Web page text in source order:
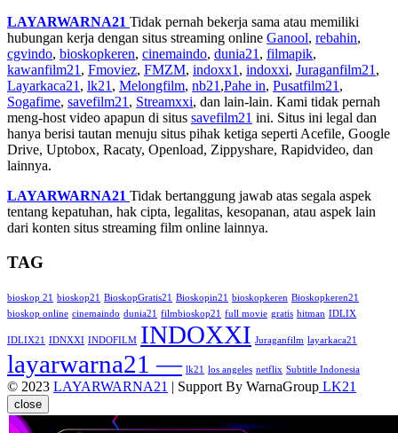
LAYARWARNA21 Tidak pernah bekerja sama atau memiliki
hubungan kerja dengan situs streaming online Ganool, rebahin,
cgvindo, bioskopkeren, cinemaindo, dunia21 , filmapik,
kawanfilm21 , Fmoviez, FMZM, indoxx1 , indoxxi, Juraganfilm21 ,
Layarkaca21 , lk21 , Melongfilm, nb21 ,Pahe in, Pusatfilm21 ,
Sogafime, savefilm21 , Streamxxi, dan lain-lain. Kami tidak pernah
meng-host video apapun di situs savefilm21 ini. Situs ini legal dan
hanya berisi tautan menuju situs pihak ketiga seperti Acefile, Google
Drive, Uptobox, Racaty, Openload, Zippyshare, Rapidvideo, dan
lainnya.
LAYARWARNA21 Tidak bertanggung jawab atas segala aspek
tentang kepatuhan, hak cipta, legalitas, kesopanan, atau aspek lain
dari konten situs streaming film online lainnya.
TAG
bioskop 21 bioskop21 BioskopGratis21 Bioskopin21 bioskopkeren Bioskopkeren21
bioskop online cinemaindo dunia21 filmbioskop21 full movie gratis hitman IDLIX
IDLIX21 IDNXXI INDOFILM INDOXXI Juraganfilm layarkaca21
layarwarna21 — lk21 los angeles netflix Subtitle Indonesia
© 2023 LAYARWARNA21 | Support By WarnaGroup LK21
close